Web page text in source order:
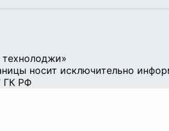
носит исключительно
ГК РФ